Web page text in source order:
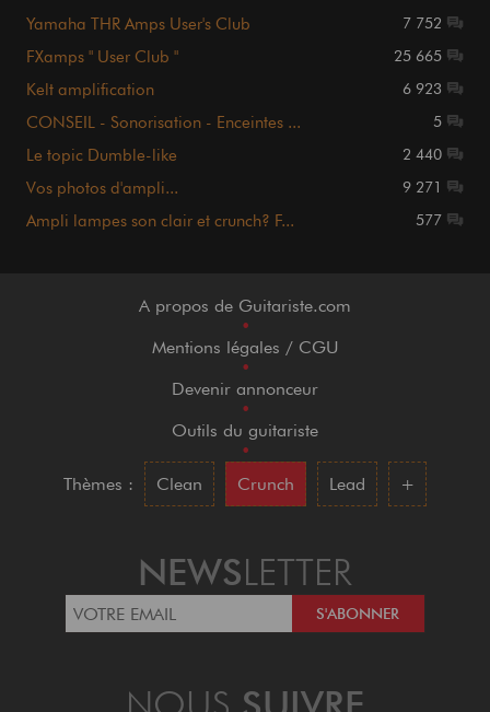
Yamaha THR Amps User's Club 7 752
FXamps " User Club " 25 665
Kelt amplification 6 923
CONSEIL - Sonorisation - Enceintes ... 5
Le topic Dumble-like 2 440
Vos photos d'ampli... 9 271
Ampli lampes son clair et crunch? F... 577
A propos de Guitariste.com
•
Mentions légales / CGU
•
Devenir annonceur
•
Outils du guitariste
•
Thèmes :
Clean Crunch Lead +
NEWSLETTER